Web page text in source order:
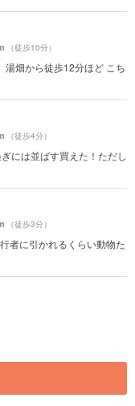
（徒歩10分）
畑から徒歩12分ほど こち
（徒歩4分）
には並ばす買えた！ただし
（徒歩3分）
者に引かれるくらい動物た